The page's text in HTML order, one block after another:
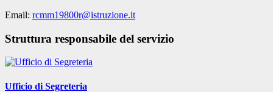
Email: rcmm19800r@istruzione.it
Struttura responsabile del servizio
Ufficio di Segreteria